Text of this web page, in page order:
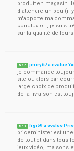
produit en magasin.
d'attendre un peu (il
m'apporte ma
conclusion, je suis
sur la qualité de
5 / 5 jerrry67 a évalué
je commande
site ou alors par
large choix de
de la livraison est
5 / 5 frgr59 a évalué
priceminister est une
de tout et dans tous
jeux vidéo, maisons